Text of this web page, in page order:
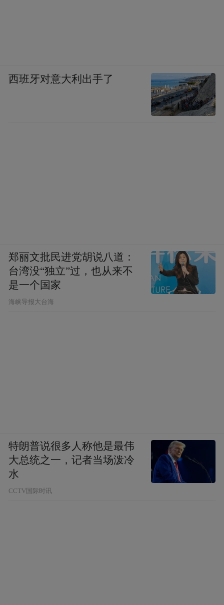
正把所有的慵懒晒在暖阳里融化
与其困在方寸之间
布，本平台仅提供信息存储空间服务。
Notice: The content above (including the videos,
pictures and audios if any) is uploaded and posted
by the user of Dafeng Hao, which is a social media
platform and merely provides information storage
西班牙对意大利出手了
郑丽文批民进党胡说八道：
台湾没“独立”过，也从来不
是一个国家
​海峡导报大台海
特朗普说很多人称他是最伟
大总统之一，记者当场泼冷
水
CCTV国际时讯